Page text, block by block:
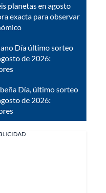
planetas en agosto
exacta para observar
Día último sorteo
de 2026:
Día, último sorteo
de 2026: